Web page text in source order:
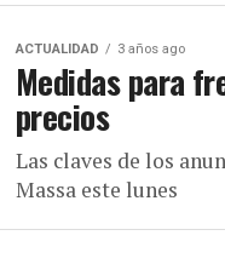
ACTUALIDAD 3 años ago
Medidas para
precios
Las claves de los
Massa este lunes